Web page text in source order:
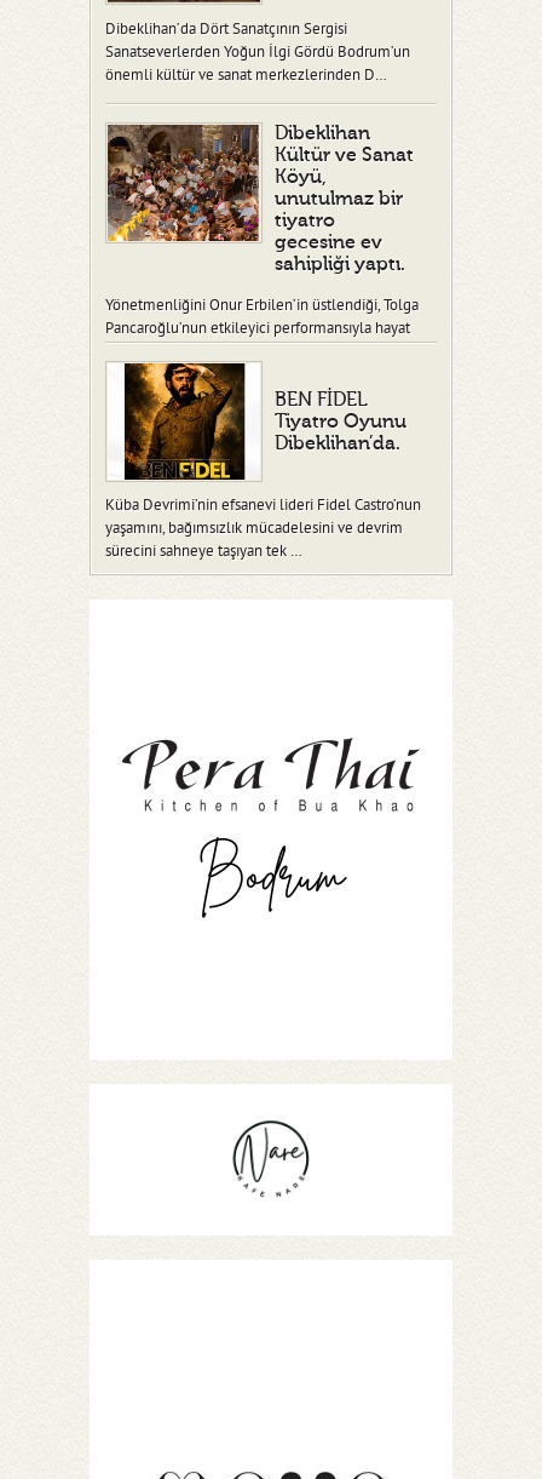
Dibeklihan’da Dört Sanatçının Sergisi
Sanatseverlerden Yoğun İlgi Gördü Bodrum’un
önemli kültür ve sanat merkezlerinden D…
Dibeklihan
Kültür ve Sanat
Köyü,
unutulmaz bir
tiyatro
gecesine ev
sahipliği yaptı.
Yönetmenliğini Onur Erbilen’in üstlendiği, Tolga
Pancaroğlu’nun etkileyici performansıyla hayat
BEN FİDEL
Tiyatro Oyunu
Dibeklihan’da.
Küba Devrimi’nin efsanevi lideri Fidel Castro’nun
yaşamını, bağımsızlık mücadelesini ve devrim
sürecini sahneye taşıyan tek …